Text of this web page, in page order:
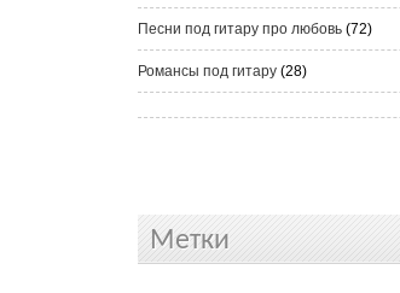
Песни под гитару про любовь (72)
Романсы под гитару (28)
Метки